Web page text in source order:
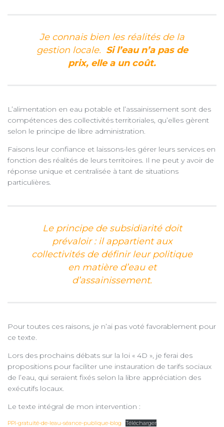
Je connais bien les réalités de la
gestion locale. Si l’eau n’a pas de
prix, elle a un coût.
L’alimentation en eau potable et l’assainissement sont des
compétences des collectivités territoriales, qu’elles gèrent
selon le principe de libre administration.
Faisons leur confiance et laissons-les gérer leurs services en
fonction des réalités de leurs territoires. Il ne peut y avoir de
réponse unique et centralisée à tant de situations
particulières.
Le principe de subsidiarité doit
prévaloir : il appartient aux
collectivités de définir leur politique
en matière d’eau et
d’assainissement.
Pour toutes ces raisons, je n’ai pas voté favorablement pour
ce texte.
Lors des prochains débats sur la loi « 4D », je ferai des
propositions pour faciliter une instauration de tarifs sociaux
de l’eau, qui seraient fixés selon la libre appréciation des
exécutifs locaux.
Le texte intégral de mon intervention :
PPl-gratuité-de-leau-séance-publique-blog Télécharger